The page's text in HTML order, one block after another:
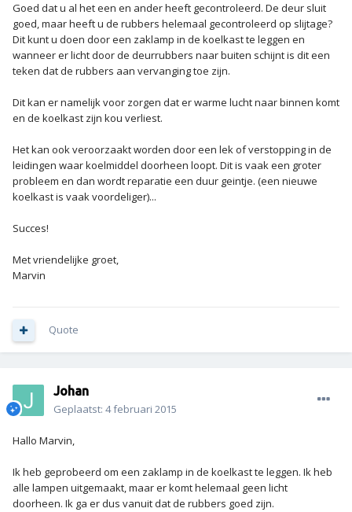
Goed dat u al het een en ander heeft gecontroleerd. De deur sluit
goed, maar heeft u de rubbers helemaal gecontroleerd op slijtage?
Dit kunt u doen door een zaklamp in de koelkast te leggen en
wanneer er licht door de deurrubbers naar buiten schijnt is dit een
teken dat de rubbers aan vervanging toe zijn.
Dit kan er namelijk voor zorgen dat er warme lucht naar binnen komt
en de koelkast zijn kou verliest.
Het kan ook veroorzaakt worden door een lek of verstopping in de
leidingen waar koelmiddel doorheen loopt. Dit is vaak een groter
probleem en dan wordt reparatie een duur geintje. (een nieuwe
koelkast is vaak voordeliger)...
Succes!
Met vriendelijke groet,
Marvin
Quote
Johan
Geplaatst: 4 februari 2015
Hallo Marvin,
Ik heb geprobeerd om een zaklamp in de koelkast te leggen. Ik heb
alle lampen uitgemaakt, maar er komt helemaal geen licht
doorheen. Ik ga er dus vanuit dat de rubbers goed zijn.